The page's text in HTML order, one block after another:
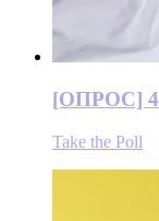
[ОПРОС] 4
Take the Poll